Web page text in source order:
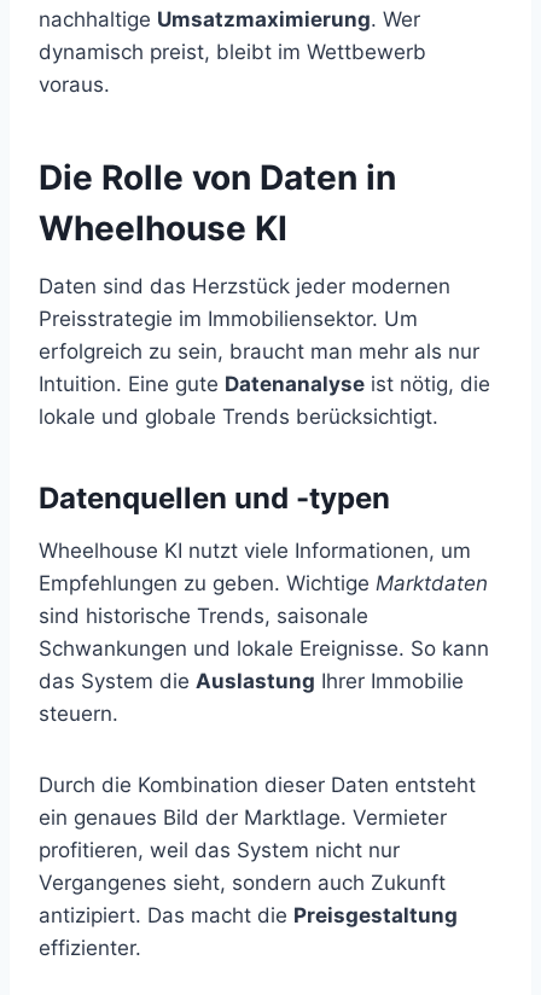
nachhaltige Umsatzmaximierung. Wer
dynamisch preist, bleibt im Wettbewerb
voraus.
Die Rolle von Daten in
Wheelhouse KI
Daten sind das Herzstück jeder modernen
Preisstrategie im Immobiliensektor. Um
erfolgreich zu sein, braucht man mehr als nur
Intuition. Eine gute Datenanalyse ist nötig, die
lokale und globale Trends berücksichtigt.
Datenquellen und -typen
Wheelhouse KI nutzt viele Informationen, um
Empfehlungen zu geben. Wichtige Marktdaten
sind historische Trends, saisonale
Schwankungen und lokale Ereignisse. So kann
das System die Auslastung Ihrer Immobilie
steuern.
Durch die Kombination dieser Daten entsteht
ein genaues Bild der Marktlage. Vermieter
profitieren, weil das System nicht nur
Vergangenes sieht, sondern auch Zukunft
antizipiert. Das macht die Preisgestaltung
effizienter.